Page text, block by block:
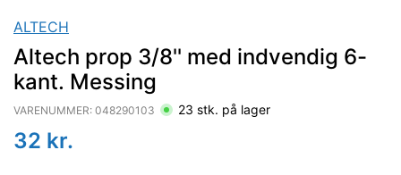
ALTECH
Altech prop 3/8'' med indvendig 6-
kant. Messing
VARENUMMER: 048290103 23 stk. på lager
32 kr.